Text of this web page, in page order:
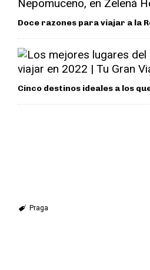
Doce razones para viajar a la
Cinco destinos ideales a los
Praga